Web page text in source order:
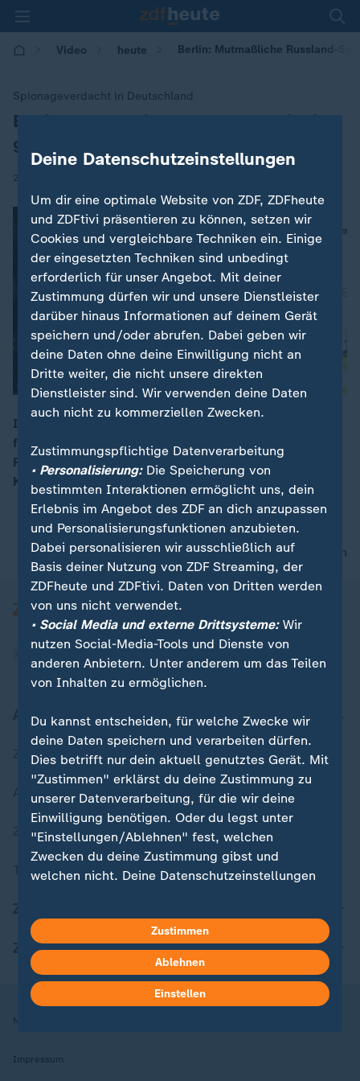
Video heute Berlin: Mutmaßliche Russland-
Spionageverdacht in Deutschland
:Berlin: Mutmaßliche Russland-Spionin
gefasst
21.01.2026 | 14:00
00:19
In Berlin wurde eine mutmaßliche Russland-Spionin
festgenommen. Sie soll Informationen zu
Rüstungsstandorten und Drohnenlieferungen für den
Krieg in der Ukraine weitergegeben haben.
nach oben
Aktuell bei ZDFheute
Zuletzt veröffentlicht
Aktuelle Sendungs-Videos
ZDFheute Stories
Themen im Überblick
ZDFheute Apps
Nutzungsbedingungen
Impressum
Deine Datenschutzeinstellungen
Um dir eine optimale Website von ZDF, ZDFheute
und ZDFtivi präsentieren zu können, setzen wir
Cookies und vergleichbare Techniken ein. Einige
der eingesetzten Techniken sind unbedingt
erforderlich für unser Angebot. Mit deiner
Zustimmung dürfen wir und unsere Dienstleister
darüber hinaus Informationen auf deinem Gerät
speichern und/oder abrufen. Dabei geben wir
deine Daten ohne deine Einwilligung nicht an
Dritte weiter, die nicht unsere direkten
Dienstleister sind. Wir verwenden deine Daten
auch nicht zu kommerziellen Zwecken.
Zustimmungspflichtige Datenverarbeitung
• Personalisierung:Die Speicherung von
bestimmten Interaktionen ermöglicht uns, dein
Erlebnis im Angebot des ZDF an dich anzupassen
und Personalisierungsfunktionen anzubieten.
Dabei personalisieren wir ausschließlich auf
Basis deiner Nutzung von ZDF Streaming, der
ZDFheute und ZDFtivi. Daten von Dritten werden
von uns nicht verwendet.
• Social Media und externe Drittsysteme:Wir
nutzen Social-Media-Tools und Dienste von
anderen Anbietern. Unter anderem um das Teilen
von Inhalten zu ermöglichen.
Du kannst entscheiden, für welche Zwecke wir
deine Daten speichern und verarbeiten dürfen.
Dies betrifft nur dein aktuell genutztes Gerät. Mit
"Zustimmen" erklärst du deine Zustimmung zu
unserer Datenverarbeitung, für die wir deine
Einwilligung benötigen. Oder du legst unter
"Einstellungen/Ablehnen" fest, welchen
Zwecken du deine Zustimmung gibst und
welchen nicht. Deine Datenschutzeinstellungen
Hier findest du das Impressum.
Weitere Informationen findest du in unserer
Datenschutzerklärung.
Zustimmen
Ablehnen
Einstellen